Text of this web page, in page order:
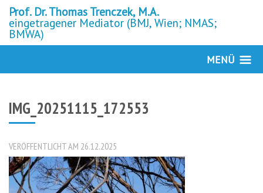
Prof. Dr. Thomas Trenczek, M.A.
eingetragener Mediator (BMJ, Wien; NMAS;
BMWA)
MENÜ
IMG_20251115_172553
VERÖFFENTLICHT AM 26.12.2025